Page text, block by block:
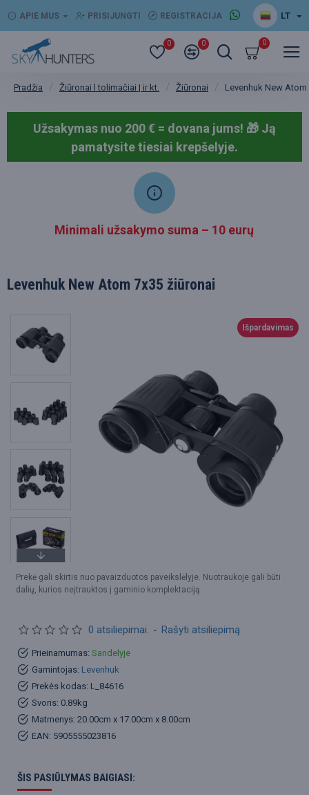
APIE MUS PRISIJUNGTI REGISTRACIJA LT
0 0 0
Pradžia Žiūronai l tolimačiai | ir kt. Žiūronai Levenhuk New
Užsakymas nuo 200 € = dovana jums! 🎁 Ją
pamatysite tiesiai krepšelyje.
Minimali užsakymo suma – 10 eurų
Levenhuk New Atom 7x35 žiūronai
Išpardavimas
Prekė gali skirtis nuo pavaizduotos paveikslėlyje. Nuotraukoje gali būti
dalių, kurios neįtrauktos į gaminio komplektaciją.
Prieinamumas: Sandelyje
Gamintojas: Levenhuk
Prekės kodas: L_84616
Svoris: 0.89kg
Matmenys: 20.00cm x 17.00cm x 8.00cm
EAN: 5905555023816
0 atsiliepimai. - Rašyti atsiliepimą
ŠIS PASIŪLYMAS BAIGIASI: